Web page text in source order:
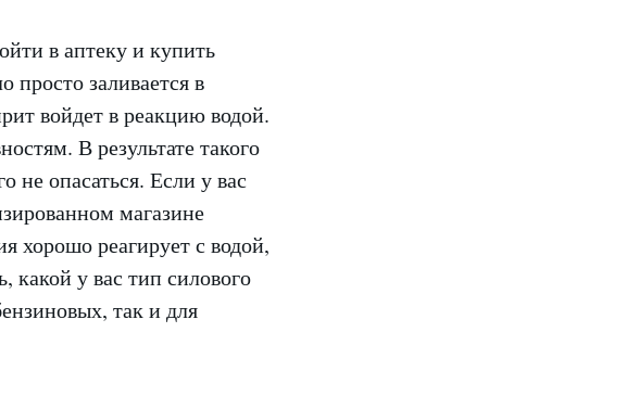
в аптеку и купить
просто заливается в
войдет в реакцию водой.
В результате такого
не опасаться. Если у вас
магазине
хорошо реагирует с водой,
у вас тип силового
так и для